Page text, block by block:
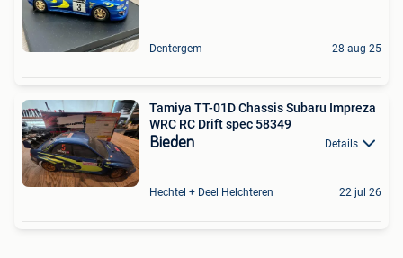
Dentergem 28 aug 25
Tamiya TT-01D Chassis Subaru Impreza
WRC RC Drift spec 58349
Bieden Details
Hechtel + Deel Helchteren 22 jul 26